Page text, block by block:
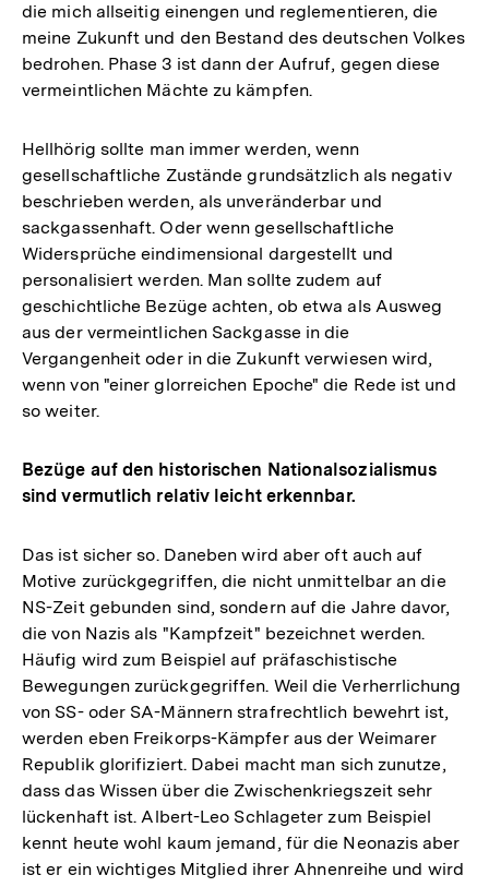
die mich allseitig einengen und reglementieren, die
meine Zukunft und den Bestand des deutschen Volkes
bedrohen. Phase 3 ist dann der Aufruf, gegen diese
vermeintlichen Mächte zu kämpfen.
Hellhörig sollte man immer werden, wenn
gesellschaftliche Zustände grundsätzlich als negativ
beschrieben werden, als unveränderbar und
sackgassenhaft. Oder wenn gesellschaftliche
Widersprüche eindimensional dargestellt und
personalisiert werden. Man sollte zudem auf
geschichtliche Bezüge achten, ob etwa als Ausweg
aus der vermeintlichen Sackgasse in die
Vergangenheit oder in die Zukunft verwiesen wird,
wenn von "einer glorreichen Epoche" die Rede ist und
so weiter.
Bezüge auf den historischen Nationalsozialismus
sind vermutlich relativ leicht erkennbar.
Das ist sicher so. Daneben wird aber oft auch auf
Motive zurückgegriffen, die nicht unmittelbar an die
NS-Zeit gebunden sind, sondern auf die Jahre davor,
die von Nazis als "Kampfzeit" bezeichnet werden.
Häufig wird zum Beispiel auf präfaschistische
Bewegungen zurückgegriffen. Weil die Verherrlichung
von SS- oder SA-Männern strafrechtlich bewehrt ist,
werden eben Freikorps-Kämpfer aus der Weimarer
Republik glorifiziert. Dabei macht man sich zunutze,
dass das Wissen über die Zwischenkriegszeit sehr
lückenhaft ist. Albert-Leo Schlageter zum Beispiel
kennt heute wohl kaum jemand, für die Neonazis aber
ist er ein wichtiges Mitglied ihrer Ahnenreihe und wird